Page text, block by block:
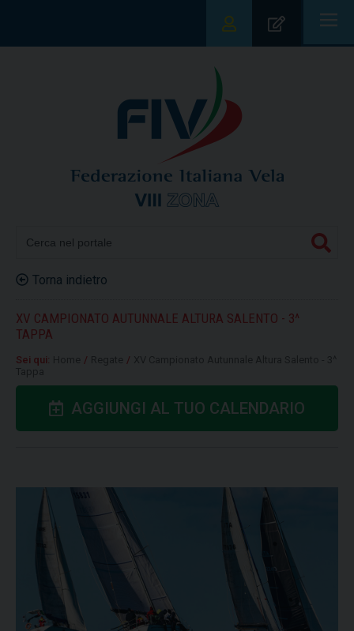
|||
Torna indietro
XV CAMPIONATO AUTUNNALE ALTURA SALENTO - 3^
TAPPA
Sei qui: / /
AGGIUNGI AL TUO CALENDARIO